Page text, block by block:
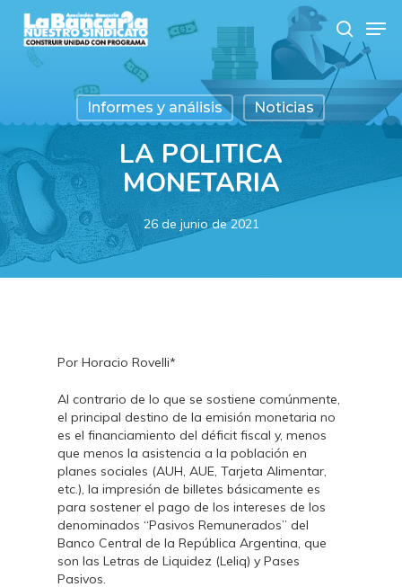
main
content
search
Informes y análisis Noticias
LA POLITICA
MONETARIA
26 de junio de 2021
Por Horacio Rovelli*
Al contrario de lo que se sostiene comúnmente,
el principal destino de la emisión monetaria no
es el financiamiento del déficit fiscal y, menos
que menos la asistencia a la población en
planes sociales (AUH, AUE, Tarjeta Alimentar,
etc.), la impresión de billetes básicamente es
para sostener el pago de los intereses de los
denominados “Pasivos Remunerados” del
Banco Central de la República Argentina, que
son las Letras de Liquidez (Leliq) y Pases
Pasivos.